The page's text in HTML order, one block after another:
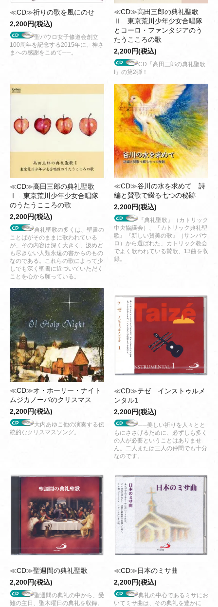
≪CD≫祈りの歌を風にのせ
2,200円(税込)
聖パウロ女子修道会創立
100周年を記念する2015年に、神さ
まへの感謝をこめて──。
≪CD≫高田三郎の典礼聖歌
Ⅱ 東京荒川少年少女合唱隊
とコーロ・ファンタジアのう
たうこころの歌
2,200円(税込)
CD「高田三郎の典礼聖歌
I」の第2弾！
≪CD≫高田三郎の典礼聖歌
Ⅰ 東京荒川少年少女合唱隊
のうたうこころの歌
2,200円(税込)
典礼聖歌の多くは、聖書の
ことばがそのままに歌われている
が、その内容は深く大きく、汲めど
も尽きない人類永遠の書からのもの
なのである。これらの歌によって少
しでも深く聖書に近づいていただく
ことを心から願っている。
≪CD≫谷川の水を求めて 詩
編と賛歌で綴る七つの秘跡
2,200円(税込)
『典礼聖歌』（カトリック
中央協議会）、『カトリック典礼聖
歌』『新しい賛美の歌』（サンパウ
ロ）から選ばれた、カトリック教会
でよく歌われている賛歌、13曲を収
録。
≪CD≫オ・ホーリー・ナイト
ムジカノーバのクリスマス
2,200円(税込)
大内あゆこ他の演奏する伝
統的なクリスマスソング。
≪CD≫テゼ インストゥルメ
ンタル1
2,200円(税込)
──美しい祈りを人々とと
もにささげるために、必ずしも多く
の人が必要ということはありませ
ん。二人または三人の仲間でも十分
なのです。
≪CD≫聖週間の典礼聖歌
2,200円(税込)
聖週間の典礼の中から、受
難の主日、聖木曜日の典礼を収録。
≪CD≫日本のミサ曲
2,200円(税込)
典礼の中心であるミサにお
いてミサ曲は、その典礼を豊かに